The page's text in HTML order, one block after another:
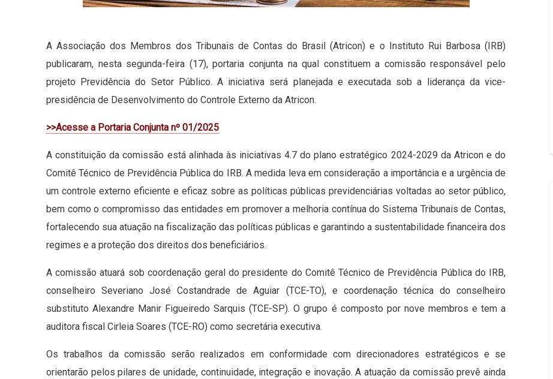
A Associação dos Membros dos Tribunais de Contas do Brasil (Atricon) e o Instituto Rui Barbosa (IRB)
publicaram, nesta segunda-feira (17), portaria conjunta na qual constituem a comissão responsável pelo
projeto Previdência do Setor Público. A iniciativa será planejada e executada sob a liderança da vice-
presidência de Desenvolvimento do Controle Externo da Atricon.
>>Acesse a Portaria Conjunta nº 01/2025
A constituição da comissão está alinhada às iniciativas 4.7 do plano estratégico 2024-2029 da Atricon e do
Comitê Técnico de Previdência Pública do IRB. A medida leva em consideração a importância e a urgência de
um controle externo eficiente e eficaz sobre as políticas públicas previdenciárias voltadas ao setor público,
bem como o compromisso das entidades em promover a melhoria contínua do Sistema Tribunais de Contas,
fortalecendo sua atuação na fiscalização das políticas públicas e garantindo a sustentabilidade financeira dos
regimes e a proteção dos direitos dos beneficiários.
A comissão atuará sob coordenação geral do presidente do Comitê Técnico de Previdência Pública do IRB,
conselheiro Severiano José Costandrade de Aguiar (TCE-TO), e coordenação técnica do conselheiro
substituto Alexandre Manir Figueiredo Sarquis (TCE-SP). O grupo é composto por nove membros e tem a
auditora fiscal Cirleia Soares (TCE-RO) como secretária executiva.
Os trabalhos da comissão serão realizados em conformidade com direcionadores estratégicos e se
orientarão pelos pilares de unidade, continuidade, integração e inovação. A atuação da comissão prevê ainda